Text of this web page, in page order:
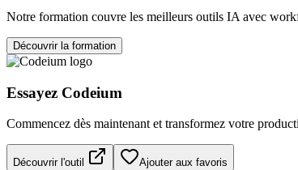
Notre formation couvre les meilleurs outils IA avec
Découvrir la formation
Essayez Codeium
Commencez dès maintenant et transformez votre
Découvrir l'outil Ajouter aux favoris